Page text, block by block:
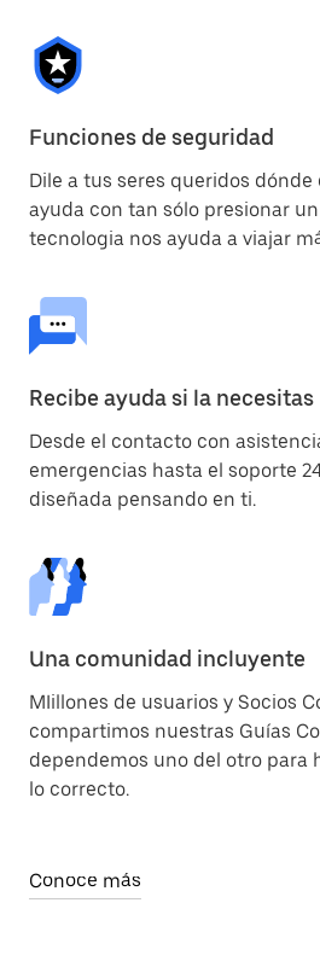
Funciones de seguridad
Dile a tus seres queridos dónde
ayuda con tan sólo presionar
tecnologia nos ayuda a viajar
Recibe ayuda si la necesitas
Desde el contacto con
emergencias hasta el soporte
diseñada pensando en ti.
Una comunidad incluyente
MIillones de usuarios y Socios
compartimos nuestras Guías
dependemos uno del otro para
lo correcto.
Conoce más